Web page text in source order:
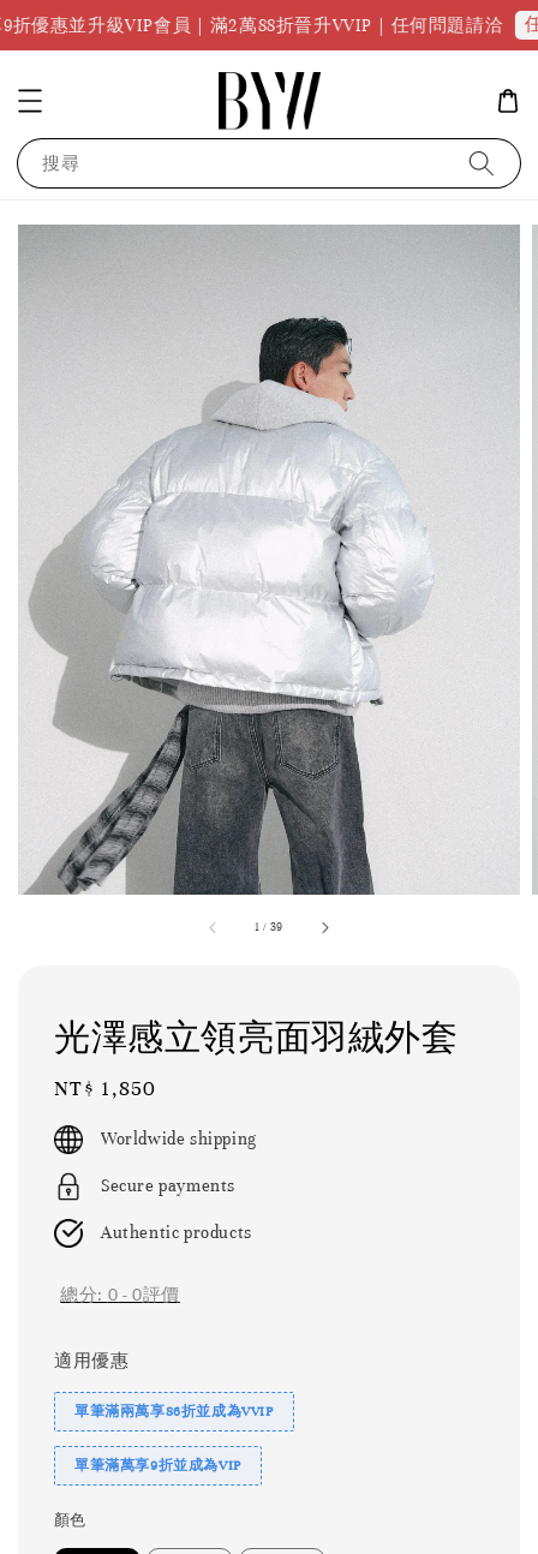
VIP會員｜滿2萬88折晉升VVIP｜任何問題請洽 任何問題請點
搜尋
1 / 39
光澤感立領亮面羽絨外套
Regular
price
NT$ 1,850
Worldwide shipping
Secure payments
Authentic products
總分: 0 - 0評價
適用優惠
單筆滿兩萬享86折並成為VVIP
單筆滿萬享9折並成為VIP
顏色